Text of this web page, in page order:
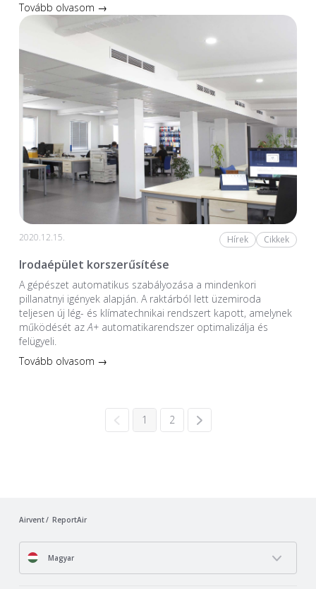
Tovább olvasom →
2020.12.15. Hírek Cikkek
Irodaépület korszerűsítése
A gépészet automatikus szabályozása a mindenkori
pillanatnyi igények alapján. A raktárból lett üzemiroda
teljesen új lég- és klímatechnikai rendszert kapott, amelynek
működését azA+automatikarendszer optimalizálja és
felügyeli.
Tovább olvasom →
1 2
Airvent ReportAir
Magyar